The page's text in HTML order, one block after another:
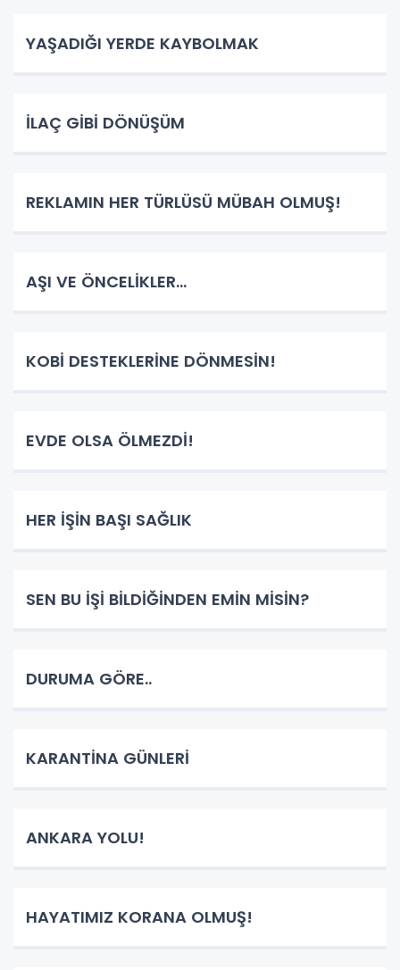
YAŞADIĞI YERDE KAYBOLMAK
İLAÇ GİBİ DÖNÜŞÜM
REKLAMIN HER TÜRLÜSÜ MÜBAH OLMUŞ!
AŞI VE ÖNCELİKLER...
KOBİ DESTEKLERİNE DÖNMESİN!
EVDE OLSA ÖLMEZDİ!
HER İŞİN BAŞI SAĞLIK
SEN BU İŞİ BİLDİĞİNDEN EMİN MİSİN?
DURUMA GÖRE..
KARANTİNA GÜNLERİ
ANKARA YOLU!
HAYATIMIZ KORANA OLMUŞ!